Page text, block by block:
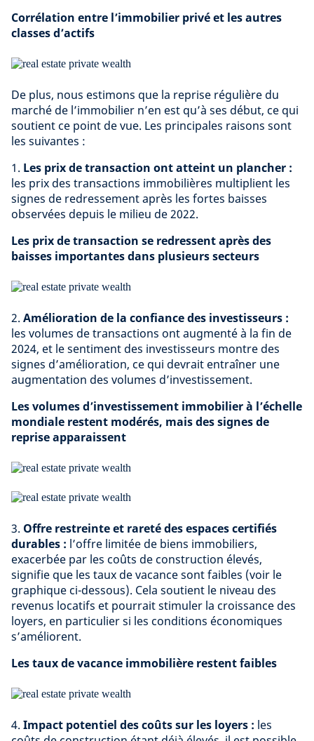
Corrélation entre l’immobilier privé et les autres
classes d’actifs
De plus, nous estimons que la reprise régulière du
marché de l’immobilier n’en est qu’à ses début, ce qui
soutient ce point de vue. Les principales raisons sont
les suivantes :
1. Les prix de transaction ont atteint un plancher :
les prix des transactions immobilières multiplient les
signes de redressement après les fortes baisses
observées depuis le milieu de 2022.
Les prix de transaction se redressent après des
baisses importantes dans plusieurs secteurs
2. Amélioration de la confiance des investisseurs :
les volumes de transactions ont augmenté à la fin de
2024, et le sentiment des investisseurs montre des
signes d’amélioration, ce qui devrait entraîner une
augmentation des volumes d’investissement.
Les volumes d’investissement immobilier à l’échelle
mondiale restent modérés, mais des signes de
reprise apparaissent
3. Offre restreinte et rareté des espaces certifiés
durables : l’offre limitée de biens immobiliers,
exacerbée par les coûts de construction élevés,
signifie que les taux de vacance sont faibles (voir le
graphique ci-dessous). Cela soutient le niveau des
revenus locatifs et pourrait stimuler la croissance des
loyers, en particulier si les conditions économiques
s’améliorent.
Les taux de vacance immobilière restent faibles
4. Impact potentiel des coûts sur les loyers : les